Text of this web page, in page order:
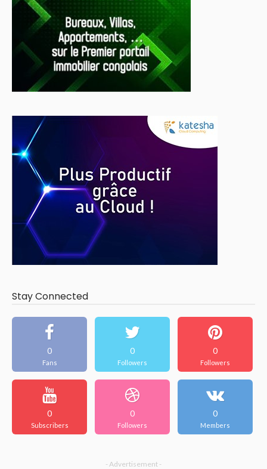
Stay Connected
0
Fans
0
Followers
0
Followers
0
Subscribers
0
Followers
0
Members
- Advertisement -